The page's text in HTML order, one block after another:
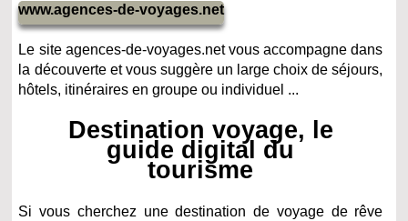
www.agences-de-voyages.net
Le site agences-de-voyages.net vous accompagne dans
la découverte et vous suggère un large choix de séjours,
hôtels, itinéraires en groupe ou individuel ...
Destination voyage, le
guide digital du
tourisme
Si vous cherchez une destination de voyage de rêve